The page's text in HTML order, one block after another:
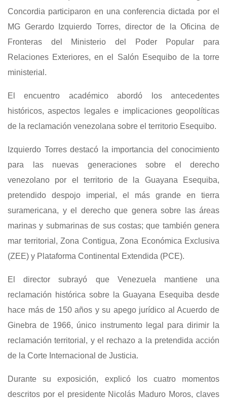
Concordia participaron en una conferencia dictada por el
MG Gerardo Izquierdo Torres, director de la Oficina de
Fronteras del Ministerio del Poder Popular para
Relaciones Exteriores, en el Salón Esequibo de la torre
ministerial.
El encuentro académico abordó los antecedentes
históricos, aspectos legales e implicaciones geopolíticas
de la reclamación venezolana sobre el territorio Esequibo.
Izquierdo Torres destacó la importancia del conocimiento
para las nuevas generaciones sobre el derecho
venezolano por el territorio de la Guayana Esequiba,
pretendido despojo imperial, el más grande en tierra
suramericana, y el derecho que genera sobre las áreas
marinas y submarinas de sus costas; que también genera
mar territorial, Zona Contigua, Zona Económica Exclusiva
(ZEE) y Plataforma Continental Extendida (PCE).
El director subrayó que Venezuela mantiene una
reclamación histórica sobre la Guayana Esequiba desde
hace más de 150 años y su apego jurídico al Acuerdo de
Ginebra de 1966, único instrumento legal para dirimir la
reclamación territorial, y el rechazo a la pretendida acción
de la Corte Internacional de Justicia.
Durante su exposición, explicó los cuatro momentos
descritos por el presidente Nicolás Maduro Moros, claves